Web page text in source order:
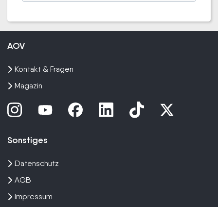
AOV
Kontakt & Fragen
Magazin
Sonstiges
Datenschutz
AGB
Impressum